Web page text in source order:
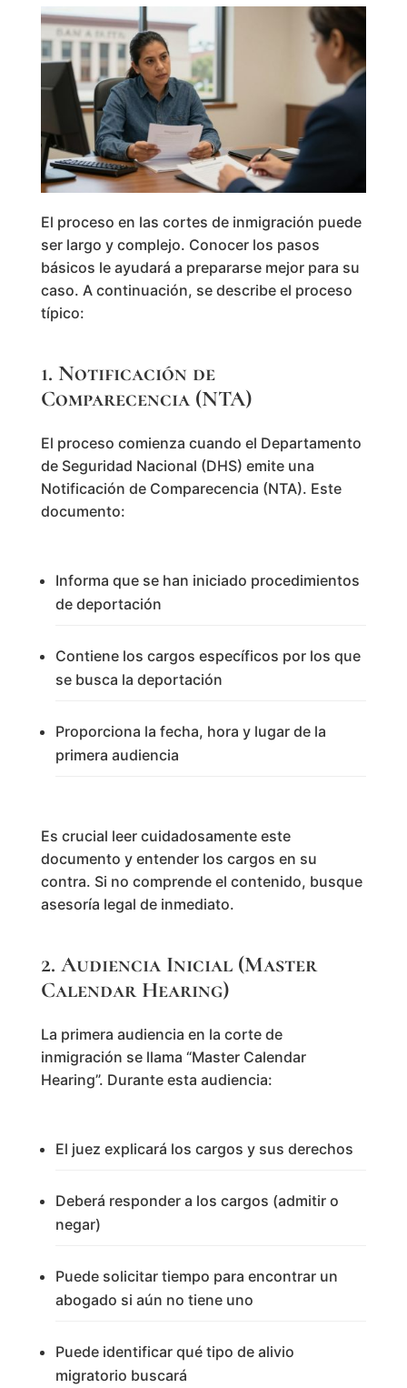
El proceso en las cortes de inmigración puede
ser largo y complejo. Conocer los pasos
básicos le ayudará a prepararse mejor para su
caso. A continuación, se describe el proceso
típico:
1. Notificación de
Comparecencia (NTA)
El proceso comienza cuando el Departamento
de Seguridad Nacional (DHS) emite una
Notificación de Comparecencia (NTA). Este
documento:
Informa que se han iniciado procedimientos
de deportación
Contiene los cargos específicos por los que
se busca la deportación
Proporciona la fecha, hora y lugar de la
primera audiencia
Es crucial leer cuidadosamente este
documento y entender los cargos en su
contra. Si no comprende el contenido, busque
asesoría legal de inmediato.
2. Audiencia Inicial (Master
Calendar Hearing)
La primera audiencia en la corte de
inmigración se llama “Master Calendar
Hearing”. Durante esta audiencia:
El juez explicará los cargos y sus derechos
Deberá responder a los cargos (admitir o
negar)
Puede solicitar tiempo para encontrar un
abogado si aún no tiene uno
Puede identificar qué tipo de alivio
migratorio buscará